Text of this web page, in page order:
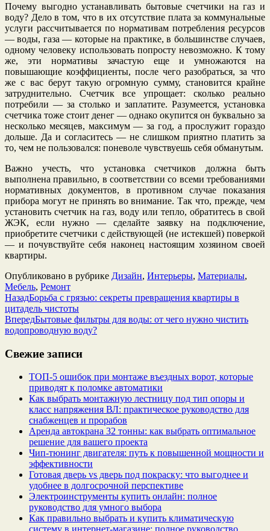
Почему выгодно устанавливать бытовые счетчики на газ и
воду? Дело в том, что в их отсутствие плата за коммунальные
услуги рассчитывается по нормативам потребления ресурсов
— воды, газа — которые на практике, в большинстве случаев,
одному человеку использовать попросту невозможно. К тому
же, эти нормативы зачастую еще и умножаются на
повышающие коэффициенты, после чего разобраться, за что
же с вас берут такую огромную сумму, становится крайне
затруднительно. Счетчик все упрощает: сколько реально
потребили — за столько и заплатите. Разумеется, установка
счетчика тоже стоит денег — однако окупится он буквально за
несколько месяцев, максимум — за год, а прослужит гораздо
дольше. Да и согласитесь — не слишком приятно платить за
то, чем не пользовался: поневоле чувствуешь себя обманутым.
Важно учесть, что установка счетчиков должна быть
выполнена правильно, в соответствии со всеми требованиями
нормативных документов, в противном случае показания
прибора могут не принять во внимание. Так что, прежде, чем
установить счетчик на газ, воду или тепло, обратитесь в свой
ЖЭК, если нужно — сделайте заявку на подключение,
приобретите счетчики с действующей (не истекшей) поверкой
— и почувствуйте себя наконец настоящим хозяином своей
квартиры.
Опубликовано в рубрике Дизайн, Интерьеры, Материалы,
Мебель, Ремонт
НазадБорьба с грязью: секреты превращения квартиры в
цитадель чистоты
ВпередБытовые фильтры для воды: от чего нужно чистить
водопроводную воду?
Свежие записи
ТОП-5 ошибок при монтаже въездных ворот, которые
приводят к поломке автоматики
Как выбрать монтажную лестницу под тип опоры и
класс напряжения ВЛ: практическое руководство для
снабженцев и прорабов
Аренда автокрана 32 тонны: как выбрать оптимальное
решение для вашего проекта
Чип‑тюнинг двигателя: путь к повышенной мощности и
эффективности
Готовая дверь vs дверь под покраску: что выгоднее и
удобнее в долгосрочной перспективе
Электроинструменты купить онлайн: полное
руководство для умного выбора
Как правильно выбрать и купить климатическую